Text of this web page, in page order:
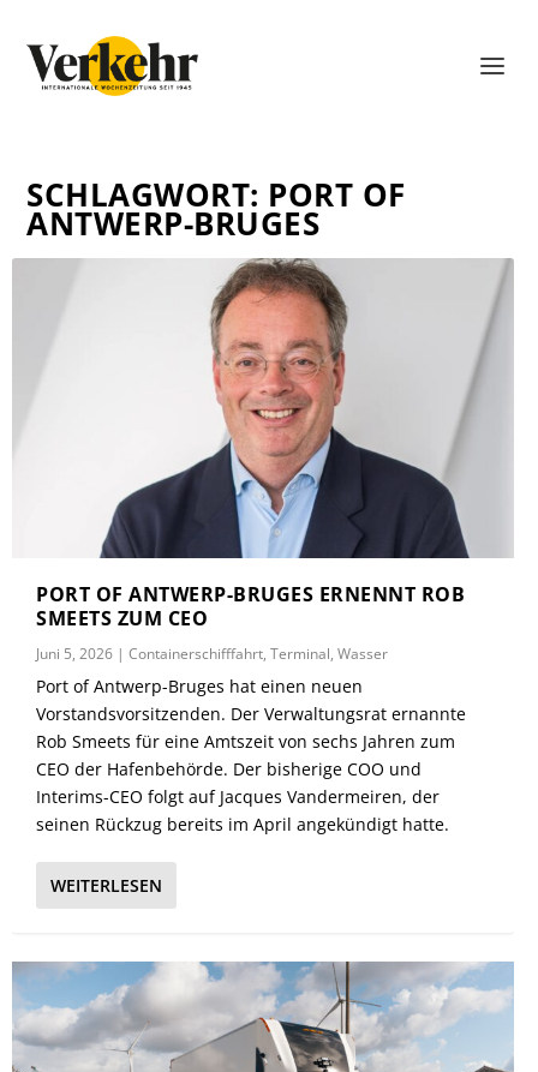
SCHLAGWORT: PORT OF
ANTWERP-BRUGES
PORT OF ANTWERP-BRUGES ERNENNT ROB
SMEETS ZUM CEO
Juni 5, 2026 |Containerschifffahrt,Terminal,Wasser
Port of Antwerp-Bruges hat einen neuen
Vorstandsvorsitzenden. Der Verwaltungsrat ernannte
Rob Smeets für eine Amtszeit von sechs Jahren zum
CEO der Hafenbehörde. Der bisherige COO und
Interims-CEO folgt auf Jacques Vandermeiren, der
seinen Rückzug bereits im April angekündigt hatte.
WEITERLESEN